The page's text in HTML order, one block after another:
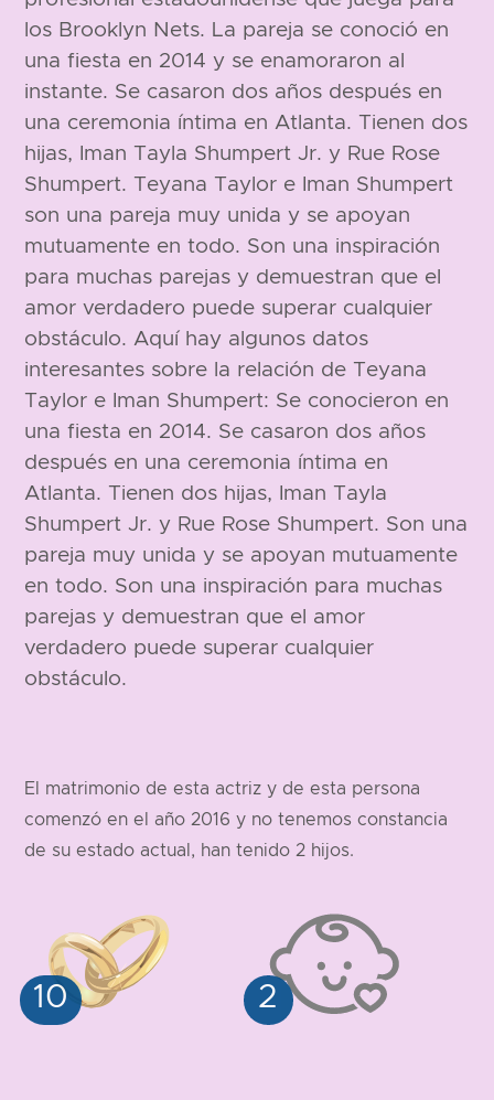
los Brooklyn Nets. La pareja se conoció en
una fiesta en 2014 y se enamoraron al
instante. Se casaron dos años después en
una ceremonia íntima en Atlanta. Tienen dos
hijas, Iman Tayla Shumpert Jr. y Rue Rose
Shumpert. Teyana Taylor e Iman Shumpert
son una pareja muy unida y se apoyan
mutuamente en todo. Son una inspiración
para muchas parejas y demuestran que el
amor verdadero puede superar cualquier
obstáculo. Aquí hay algunos datos
interesantes sobre la relación de Teyana
Taylor e Iman Shumpert: Se conocieron en
una fiesta en 2014. Se casaron dos años
después en una ceremonia íntima en
Atlanta. Tienen dos hijas, Iman Tayla
Shumpert Jr. y Rue Rose Shumpert. Son una
pareja muy unida y se apoyan mutuamente
en todo. Son una inspiración para muchas
parejas y demuestran que el amor
verdadero puede superar cualquier
obstáculo.
El matrimonio de esta actriz y de esta persona
comenzó en el año 2016 y no tenemos constancia
de su estado actual, han tenido 2 hijos.